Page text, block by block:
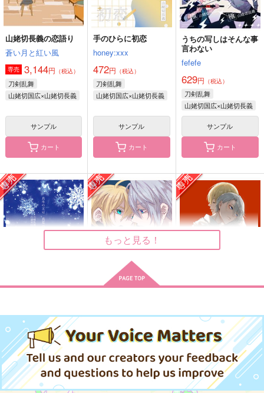
作品詳細 作品詳細 作品詳細
る！前編
Rabbit Hole.
944円（税込）
山姥切国広×山姥切長義
fefefe
3,929円（税込）
山姥切国広×山姥切長義
サンプル
作品詳細
すこしふしぎ2
ctrl＋
（税込）
山姥切長義×山姥切国広
山姥切長義の恋語り
蒼い月と紅い風
専売 3,144円 （税込）
刀剣乱舞
山姥切国広×山姥切長義
サンプル
カート
手のひらに初恋
honey:xxx
472円 （税込）
刀剣乱舞
山姥切国広×山姥切長義
サンプル
カート
うちの写しはそんな事
言わない
fefefe
629円 （税込）
刀剣乱舞
山姥切国広×山姥切長義
サンプル
カート
見るか
AMBIVALENT
専売 1,572円 （税込）
刀剣乱舞
山姥切国広×山姥切長義
PINK POWER
専売 315円（税込）
山姥切国広×山姥切長義
いであろっく
専売 1,155円 （税込）
刀剣乱舞
山姥切国広×山姥切長義
もっと見る！